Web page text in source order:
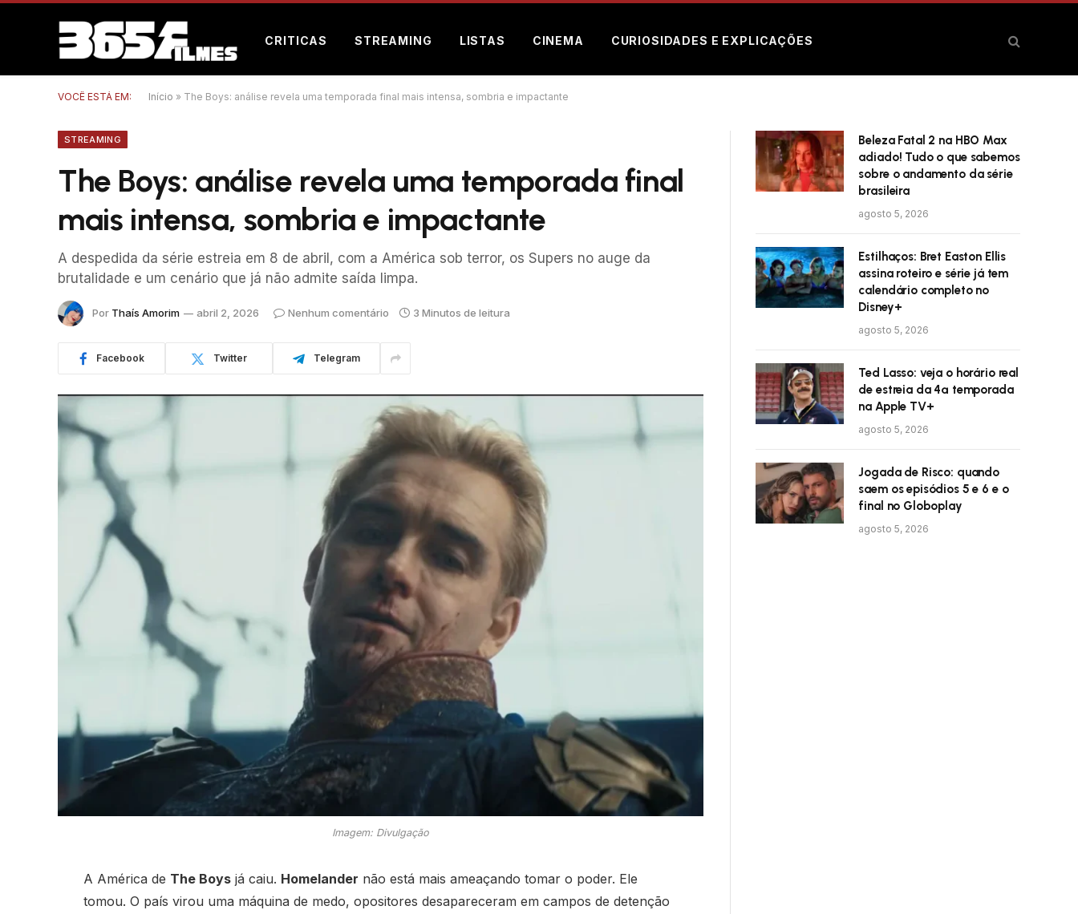
CRITICAS STREAMING LISTAS CINEMA CURIOSIDADES E EXPLICAÇÕES
VOCÊ ESTÁ EM: Início » The Boys: análise revela uma temporada final mais intensa, sombria e impactante
STREAMING
The Boys: análise revela uma temporada final
mais intensa, sombria e impactante
A despedida da série estreia em 8 de abril, com a América sob terror, os Supers no auge da
brutalidade e um cenário que já não admite saída limpa.
Por Thaís Amorim abril 2, 2026 Nenhum comentário 3 Minutos de leitura
Facebook Twitter Telegram
Imagem: Divulgação
A América de The Boysjá caiu. Homelander não está mais ameaçando tomar o poder. Ele
tomou. O país virou uma máquina de medo, opositores desapareceram em campos de detenção
Beleza Fatal 2 na HBO Max
adiado! Tudo o que sabemos
sobre o andamento da série
brasileira
agosto 5, 2026
Estilhaços: Bret Easton Ellis
assina roteiro e série já tem
calendário completo no
Disney+
agosto 5, 2026
Ted Lasso: veja o horário real
de estreia da 4ª temporada
na Apple TV+
agosto 5, 2026
Jogada de Risco: quando
saem os episódios 5 e 6 e o
final no Globoplay
agosto 5, 2026